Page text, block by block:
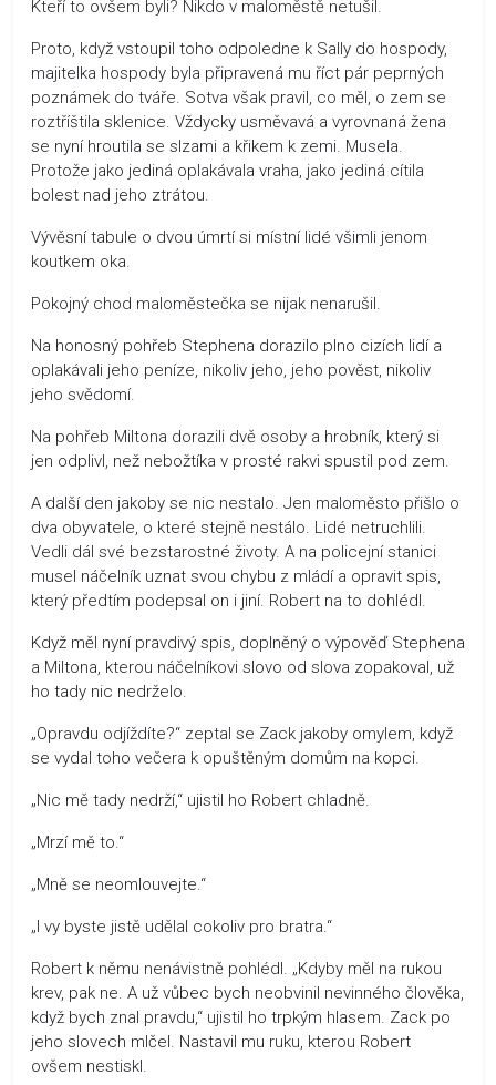
Kteří to ovšem byli? Nikdo v maloměstě netušil.
Proto, když vstoupil toho odpoledne k Sally do hospody,
majitelka hospody byla připravená mu říct pár peprných
poznámek do tváře. Sotva však pravil, co měl, o zem se
roztříštila sklenice. Vždycky usměvavá a vyrovnaná žena
se nyní hroutila se slzami a křikem k zemi. Musela.
Protože jako jediná oplakávala vraha, jako jediná cítila
bolest nad jeho ztrátou.
Vývěsní tabule o dvou úmrtí si místní lidé všimli jenom
koutkem oka.
Pokojný chod maloměstečka se nijak nenarušil.
Na honosný pohřeb Stephena dorazilo plno cizích lidí a
oplakávali jeho peníze, nikoliv jeho, jeho pověst, nikoliv
jeho svědomí.
Na pohřeb Miltona dorazili dvě osoby a hrobník, který si
jen odplivl, než nebožtíka v prosté rakvi spustil pod zem.
A další den jakoby se nic nestalo. Jen maloměsto přišlo o
dva obyvatele, o které stejně nestálo. Lidé netruchlili.
Vedli dál své bezstarostné životy. A na policejní stanici
musel náčelník uznat svou chybu z mládí a opravit spis,
který předtím podepsal on i jiní. Robert na to dohlédl.
Když měl nyní pravdivý spis, doplněný o výpověď Stephena
a Miltona, kterou náčelníkovi slovo od slova zopakoval, už
ho tady nic nedrželo.
„Opravdu odjíždíte?“ zeptal se Zack jakoby omylem, když
se vydal toho večera k opuštěným domům na kopci.
„Nic mě tady nedrží,“ ujistil ho Robert chladně.
„Mrzí mě to.“
„Mně se neomlouvejte.“
„I vy byste jistě udělal cokoliv pro bratra.“
Robert k němu nenávistně pohlédl. „Kdyby měl na rukou
krev, pak ne. A už vůbec bych neobvinil nevinného člověka,
když bych znal pravdu,“ ujistil ho trpkým hlasem. Zack po
jeho slovech mlčel. Nastavil mu ruku, kterou Robert
ovšem nestiskl.